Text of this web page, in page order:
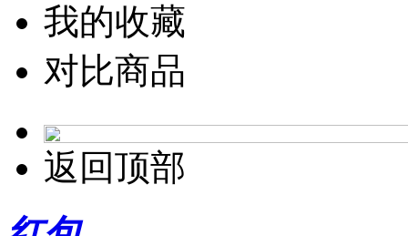
我的收藏
对比商品
返回顶部